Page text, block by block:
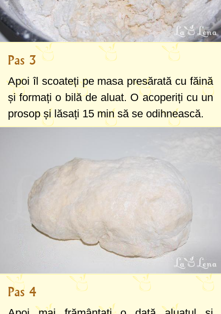
Pas 3
Apoi îl scoateți pe masa presărată cu făină
și formați o bilă de aluat. O acoperiți cu un
prosop și lăsați 15 min să se odihnească.
Pas 4